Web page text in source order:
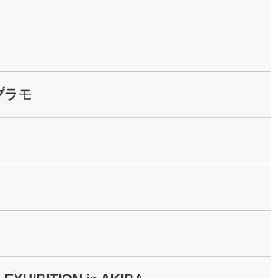
ラモ